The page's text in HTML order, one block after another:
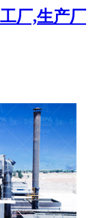
厂,生产厂